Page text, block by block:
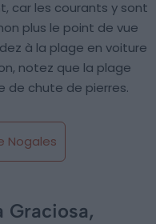
car les courants y sont
plus le point de vue
à la plage en voiture
notez que la plage
de chute de pierres.
Nogales
Graciosa,